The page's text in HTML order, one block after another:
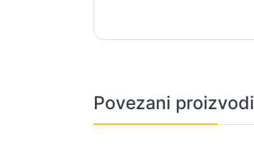
Povezani proizvodi